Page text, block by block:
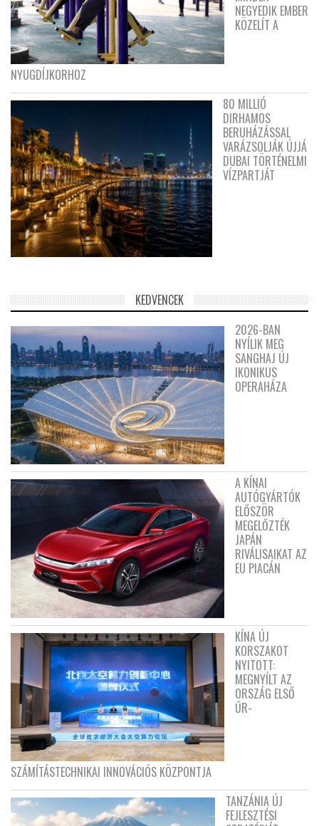
NEGYEDIK EMBER
KÖZELÍT A
NYUGDÍJKORHOZ
80 MILLIÓ
DIRHAMOS
BERUHÁZÁSSAL
VARÁZSOLJÁK ÚJJÁ
DUBAI TÖRTÉNELMI
VÍZPARTJÁT
KEDVENCEK
2026-BAN
NYÍLIK MEG
SANGHAJ ÚJ
IKONIKUS
OPERAHÁZA
A KÍNAI
AUTÓGYÁRTÓK
ELŐSZÖR
MEGELŐZTÉK
JAPÁN
RIVÁLISAIKAT AZ
EU PIACÁN
KÍNA ÚJ
KORSZAKOT
NYITOTT:
MEGNYÍLT AZ
ORSZÁG ELSŐ
ŰR-
SZÁMÍTÁSTECHNIKAI INNOVÁCIÓS KÖZPONTJA
TANZÁNIA ÚJ
FEJLESZTÉSI